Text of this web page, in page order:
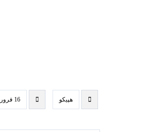
هپیکو 16 فروردین 1404